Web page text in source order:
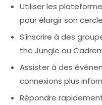
Utiliser les
pour élargir son cercle
S’inscrire à des
the Jungle ou
Assister à des
connexions plus
Répondre